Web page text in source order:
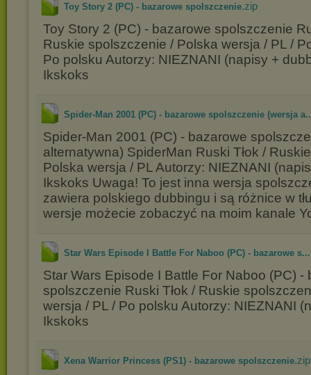
Toy Story 2 (PC) - bazarowe spolszczenie.zip
Toy Story 2 (PC) - bazarowe spolszczenie
Ruskie spolszczenie / Polska wersja / PL /
Po polsku Autorzy: NIEZNANI (napisy +
Ikskoks
Spider-Man 2001 (PC) - bazarowe spolszczenie (wersja
Spider-Man 2001 (PC) - bazarowe
alternatywna) SpiderMan Ruski Tłok /
Polska wersja / PL Autorzy: NIEZNANI
Ikskoks Uwaga! To jest inna wersja
zawiera polskiego dubbingu i są różnice w
wersje możecie zobaczyć na moim kanale
Star Wars Episode I Battle For Naboo (PC) - bazarowe s...
Star Wars Episode I Battle For Naboo (PC) -
spolszczenie Ruski Tłok / Ruskie
wersja / PL / Po polsku Autorzy: NIEZNANI
Ikskoks
Xena Warrior Princess (PS1) - bazarowe spolszczenie.zip